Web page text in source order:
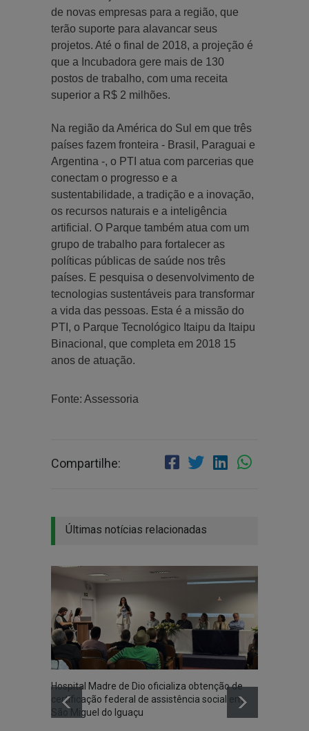
de novas empresas para a região, que
terão suporte para alavancar seus
projetos. Até o final de 2018, a projeção é
que a Incubadora gere mais de 130
postos de trabalho, com uma receita
superior a R$ 2 milhões.
Na região da América do Sul em que três
países fazem fronteira - Brasil, Paraguai e
Argentina -, o PTI atua com parcerias que
conectam o progresso e a
sustentabilidade, a tradição e a inovação,
os recursos naturais e a inteligência
artificial. O Parque também atua com um
grupo de trabalho para fortalecer as
políticas públicas de saúde nos três
países. E pesquisa o desenvolvimento de
tecnologias sustentáveis para transformar
a vida das pessoas. Esta é a missão do
PTI, o Parque Tecnológico Itaipu da Itaipu
Binacional, que completa em 2018 15
anos de atuação.
Fonte: Assessoria
Compartilhe:
Últimas notícias relacionadas
Hospital Madre de Dio oficializa obtenção de
certificação federal de assistência social em
São Miguel do Iguaçu